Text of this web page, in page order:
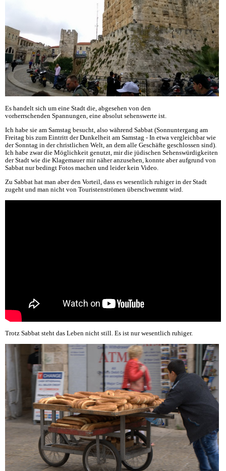
Es handelt sich um eine Stadt die, abgesehen von den
vorherrschenden Spannungen, eine absolut sehenswerte ist.
Ich habe sie am Samstag besucht, also während Sabbat (Sonnuntergang am
Freitag bis zum Eintritt der Dunkelheit am Samstag - In etwa vergleichbar wie
der Sonntag in der christlichen Welt, an dem alle Geschäfte geschlossen sind).
Ich habe zwar die Möglichkeit genutzt, mir die jüdischen Sehenswürdigkeiten
der Stadt wie die Klagemauer mir näher anzusehen, konnte aber aufgrund von
Sabbat nur bedingt Fotos machen und leider kein Video.
Zu Sabbat hat man aber den Vorteil, dass es wesentlich ruhiger in der Stadt
zugeht und man nicht von Touristenströmen überschwemmt wird.
Trotz Sabbat steht das Leben nicht still. Es ist nur wesentlich ruhiger.